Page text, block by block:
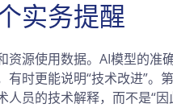
实务提醒
资源使用数据。AI模型的准
时更能说明“技术改进”。
员的技术解释，而不是“因